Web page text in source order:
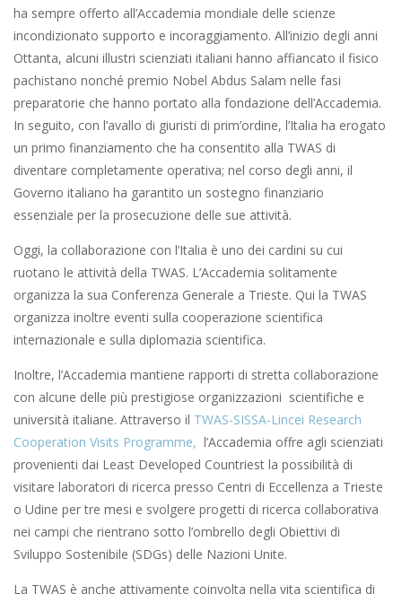
ha sempre offerto all’Accademia mondiale delle scienze
incondizionato supporto e incoraggiamento. All’inizio degli anni
Ottanta, alcuni illustri scienziati italiani hanno affiancato il fisico
pachistano nonché premio Nobel Abdus Salam nelle fasi
preparatorie che hanno portato alla fondazione dell’Accademia.
In seguito, con l’avallo di giuristi di prim’ordine, l’Italia ha erogato
un primo finanziamento che ha consentito alla TWAS di
diventare completamente operativa; nel corso degli anni, il
Governo italiano ha garantito un sostegno finanziario
essenziale per la prosecuzione delle sue attività.
Oggi, la collaborazione con l’Italia è uno dei cardini su cui
ruotano le attività della TWAS. L’Accademia solitamente
organizza la sua Conferenza Generale a Trieste. Qui la TWAS
organizza inoltre eventi sulla cooperazione scientifica
internazionale e sulla diplomazia scientifica.
Inoltre, l’Accademia mantiene rapporti di stretta collaborazione
con alcune delle più prestigiose organizzazioni scientifiche e
università italiane. Attraverso il TWAS-SISSA-Lincei Research
Cooperation Visits Programme, l’Accademia offre agli scienziati
provenienti dai Least Developed Countriest la possibilità di
visitare laboratori di ricerca presso Centri di Eccellenza a Trieste
o Udine per tre mesi e svolgere progetti di ricerca collaborativa
nei campi che rientrano sotto l’ombrello degli Obiettivi di
Sviluppo Sostenibile (SDGs) delle Nazioni Unite.
La TWAS è anche attivamente coinvolta nella vita scientifica di